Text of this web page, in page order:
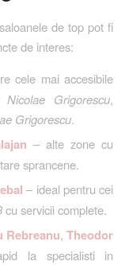
de top pot fi
de interes:
cele mai accesibile
Grigorescu,
Grigorescu.
– alte zone cu
sprancene.
– ideal pentru cei
cu servicii complete.
Rebreanu,Theodor
la specialisti in